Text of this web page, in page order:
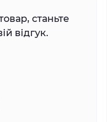
станьте
відгук.